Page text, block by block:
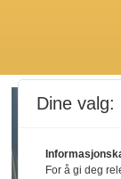
Dine valg:
For å gi deg